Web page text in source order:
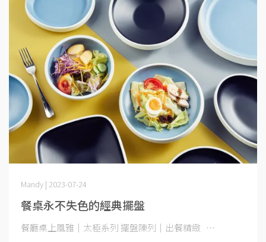
餐桌永不失色的經典擺盤
Mandy | 2023-07-24
餐廳桌上風雅｜太極系列 擺盤陳列｜出餐精緻 ⋯